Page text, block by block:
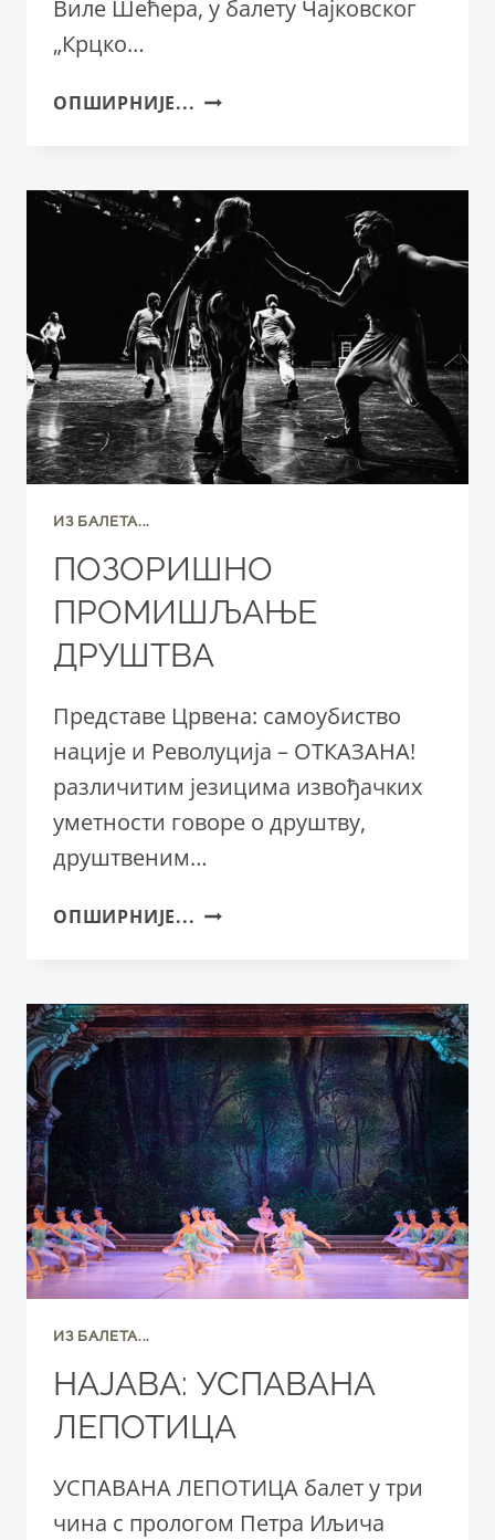
Виле Шећера, у балету Чајковског
„Крцко…
ОПШИРНИЈЕ... ИЗ
ДЕЦЕМБАР
2015.
ИЗ БАЛЕТА...
ПОЗОРИШНО
ПРОМИШЉАЊЕ
ДРУШТВА
Представе Црвена: самоубиство
нације и Револуција – ОТКАЗАНА!
различитим језицима извођачких
уметности говоре о друштву,
друштвеним…
ОПШИРНИЈЕ... ПОЗОРИШНО
ИЗ БАЛЕТА...
НАЈАВА: УСПАВАНА
ЛЕПОТИЦА
УСПАВАНА ЛЕПОТИЦА балет у три
чина с прологом Петра Иљича